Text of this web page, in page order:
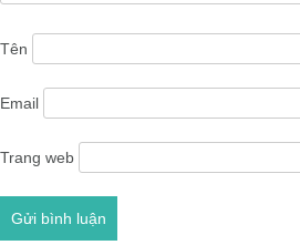
Tên
Email
Trang web